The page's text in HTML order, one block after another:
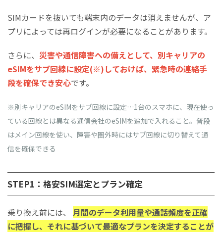
​​​​​​​SIMカードを抜いても端末内のデータは消えませんが、ア
プリによっては再ログインが必要になることがあります。
​​​​​​​さらに、 災害や通信障害への備えとして、別キャリアの
eSIMをサブ回線に設定(※)しておけば、緊急時の連絡手
段を確保でき安心です。
※別キャリアのeSIMをサブ回線に設定…1台のスマホに、現在使っ
ている回線とは異なる通信会社のeSIMを追加で入れること。普段
はメイン回線を使い、障害や圏外時にはサブ回線に切り替えて通
信を確保できる
STEP1：格安SIM選定とプラン確定
乗り換え前には、 月間のデータ利用量や通話頻度を正確
に把握し、それに基づいて最適なプランを決定することが